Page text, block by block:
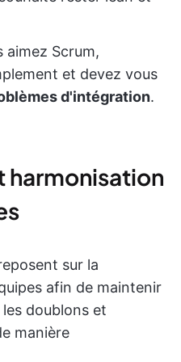
aimez Scrum,
et devez vous
d'intégration.
harmonisation
sur la
afin de maintenir
doublons et
manière